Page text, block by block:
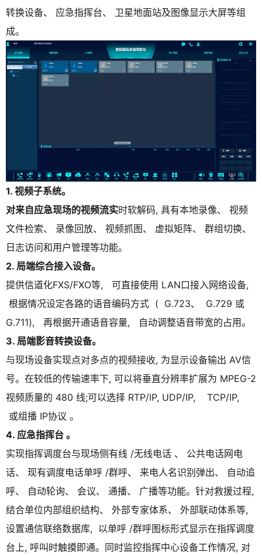
转换设备、 应急指挥台、 卫星地面站及图像显示大屏等组
成。
1. 视频子系统。
对来自应急现场的视频流实时软解码, 具有本地录像、 视频
文件检索、 录像回放、 视频抓图、 虚拟矩阵、 群组切换、
日志访问和用户管理等功能。
2. 局端综合接入设备。
提供信道化FXS/FXO等, 可直接使用 LAN口接入网络设备,
根据情况设定各路的语音编码方式 ( G.723、 G.729 或
G.711), 再根据开通语音容量, 自动调整语音带宽的占用。
3. 局端影音转换设备。
与现场设备实现点对多点的视频接收, 为显示设备输出 AV信
号。在较低的传输速率下, 可以将垂直分辨率扩展为 MPEG-2
视频质量的 480 线;可以选择 RTP/IP, UDP/IP, TCP/IP,
或组播 IP协议 。
4. 应急指挥台 。
实现指挥调度台与现场侧有线 /无线电话 、 公共电话网电
话、 现有调度电话单呼 /群呼、 来电人名识别弹出、 自动追
呼、 自动轮询、 会议、 通播、 广播等功能。针对救援过程,
结合单位内部组织结构、 外部专家体系、 外部联动体系等,
设置通信联络数据库, 以单呼 /群呼图标形式显示在指挥调度
台上, 呼叫时触摸即通。同时监控指挥中心设备工作情况, 对